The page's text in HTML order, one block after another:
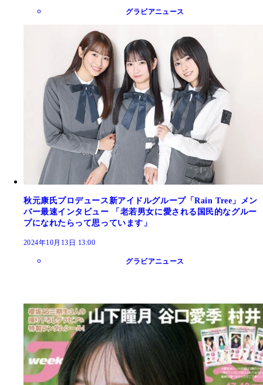
グラビアニュース
秋元康氏プロデュース新アイドルグループ「Rain Tree」メン
バー最速インタビュー 「老若男女に愛される国民的なグルー
プになれたらって思っています」
2024年10月13日 13:00
グラビアニュース